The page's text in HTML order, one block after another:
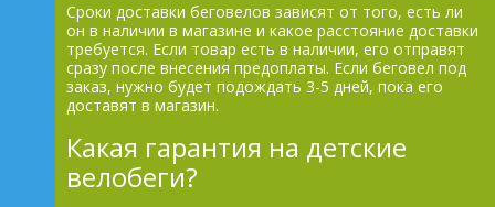
Сроки доставки беговелов зависят от того, есть ли
он в наличии в магазине и какое расстояние доставки
требуется. Если товар есть в наличии, его отправят
сразу после внесения предоплаты. Если беговел под
заказ, нужно будет подождать 3-5 дней, пока его
доставят в магазин.
Какая гарантия на детские
велобеги?